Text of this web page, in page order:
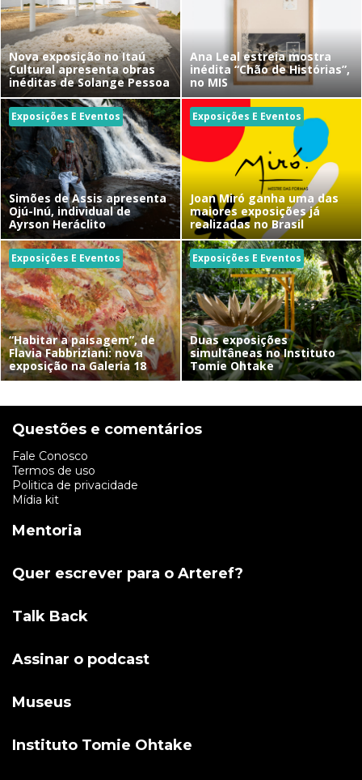
Nova exposição no Itaú
Cultural apresenta obras
inéditas de Solange Pessoa
Ana Leal estreia mostra
inédita “Chão de Histórias”,
no MIS
Exposições E Eventos
Simões de Assis apresenta
Ojú-Inú, individual de
Ayrson Heráclito
Exposições E Eventos
Joan Miró ganha uma das
maiores exposições já
realizadas no Brasil
Exposições E Eventos
“Habitar a paisagem”, de
Flavia Fabbriziani: nova
exposição na Galeria 18
Exposições E Eventos
Duas exposições
simultâneas no Instituto
Tomie Ohtake
Questões e comentários
Fale Conosco
Termos de uso
Politica de privacidade
Mídia kit
Mentoria
Quer escrever para o Arteref?
Talk Back
Assinar o podcast
Museus
Instituto Tomie Ohtake